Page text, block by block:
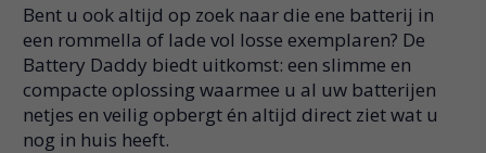
Bent u ook altijd op zoek naar die ene batterij in
een rommella of lade vol losse exemplaren? De
Battery Daddy biedt uitkomst: een slimme en
compacte oplossing waarmee u al uw batterijen
netjes en veilig opbergt én altijd direct ziet wat u
nog in huis heeft.